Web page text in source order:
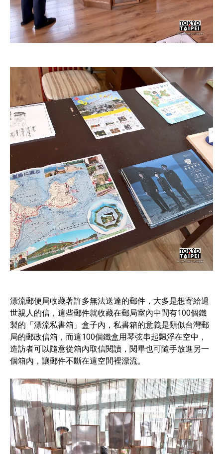
漂流郵便局收藏著許多無法送達的郵件，大多是想寄給過
世親人的信，這些郵件就收藏在郵局室內中間有100個鐵
製的「漂流私書箱」盒子內，私書箱的意義是類似台灣郵
局的郵政信箱，而這100個鐵盒用琴弦串起飄浮在空中，
造訪者可以隨意從箱內取信閱讀，閱畢也可隨手放進另一
個箱內，讓郵件不斷在這空間裡漂流。